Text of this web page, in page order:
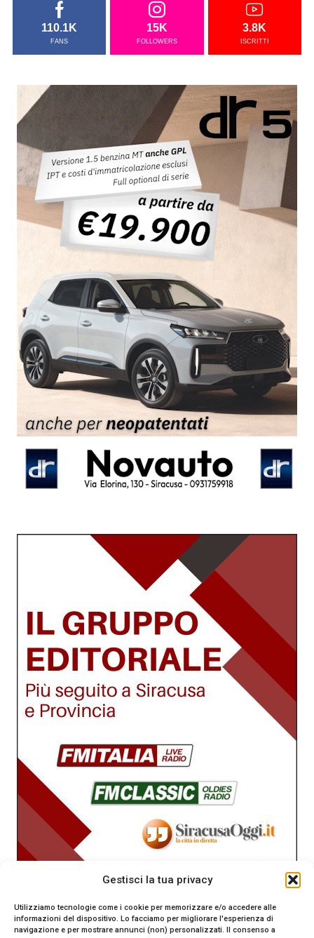
Gestisci la tua privacy
Utilizziamo tecnologie come i cookie per memorizzare e/o accedere alle
informazioni del dispositivo. Lo facciamo per migliorare l'esperienza di
navigazione e per mostrare annunci (non) personalizzati. Il consenso a
110.1K
FANS
15K
FOLLOWERS
3.8K
ISCRITTI